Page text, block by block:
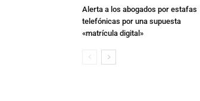
Alerta a los abogados por estafas
telefónicas por una supuesta
«matrícula digital»